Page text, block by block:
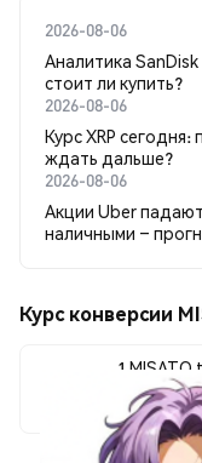
2026-08-06
Аналитика SanDisk
стоит ли купить?
2026-08-06
Курс XRP
ждать дальше?
2026-08-06
Акции Uber
наличными –
Курс конверсии
1 MISATO